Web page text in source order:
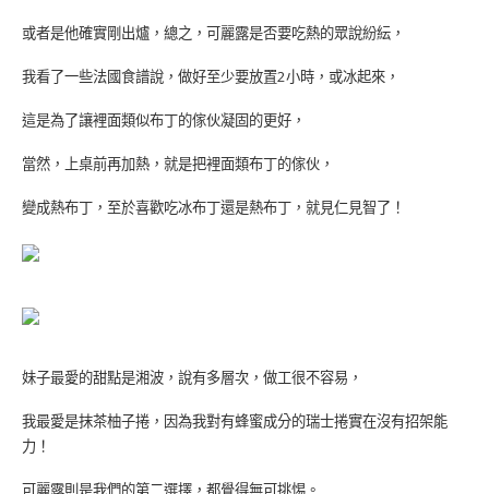
或者是他確實剛出爐，總之，可麗露是否要吃熱的眾說紛紜，
我看了一些法國食譜說，做好至少要放置2小時，或冰起來，
這是為了讓裡面類似布丁的傢伙凝固的更好，
當然，上桌前再加熱，就是把裡面類布丁的傢伙，
變成熱布丁，至於喜歡吃冰布丁還是熱布丁，就見仁見智了！
妹子最愛的甜點是湘波，說有多層次，做工很不容易，
我最愛是抹茶柚子捲，因為我對有蜂蜜成分的瑞士捲實在沒有招架能
力！
可麗露則是我們的第二選擇，都覺得無可挑惕。